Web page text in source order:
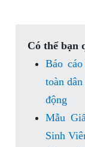
Có thể bạn
Báo
toàn
động
Mẫu
Sinh